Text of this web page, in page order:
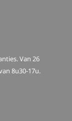
Van 26
8u30-17u.